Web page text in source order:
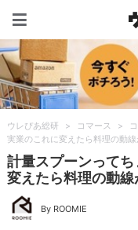
ウレぴあ総研 > コマース >
実業のこれに変えたら料理の動
計量スプーンって
変えたら料理の動
By ROOMIE